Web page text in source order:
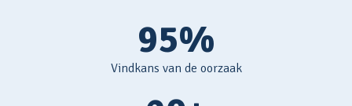
95%
Vindkans van de oorzaak